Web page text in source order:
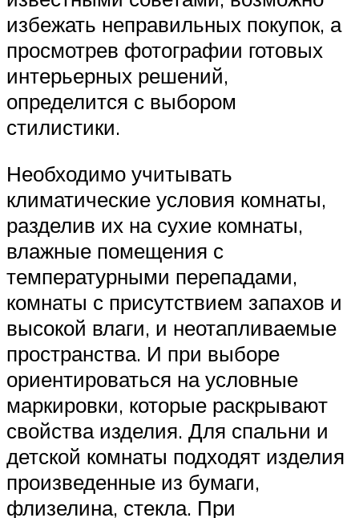
избежать неправильных покупок, а
просмотрев фотографии готовых
интерьерных решений,
определится с выбором
стилистики.
Необходимо учитывать
климатические условия комнаты,
разделив их на сухие комнаты,
влажные помещения с
температурными перепадами,
комнаты с присутствием запахов и
высокой влаги, и неотапливаемые
пространства. И при выборе
ориентироваться на условные
маркировки, которые раскрывают
свойства изделия. Для спальни и
детской комнаты подходят изделия
произведенные из бумаги,
флизелина, стекла. При